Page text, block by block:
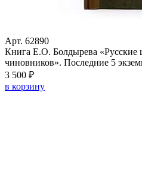
Арт. 62890
Книга Е.О. Болдырева «Русские
чиновников». Последние 5
3 500 ₽
в корзину